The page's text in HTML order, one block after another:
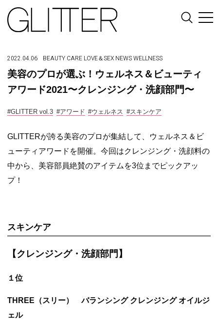
2022.04.06 BEAUTY CARE LOVE＆SEX NEWSWELLNESS
美容のプロが選ぶ！ウェルネス＆ビューティ
アワード2021〜クレンジング・洗顔部門〜
#GLITTER vol.3 #アワード #ウェルネス #スキンケア
GLITTERが誇る美容のプロが集結して、ウェルネス＆ビ
ューティアワードを開催。今回はクレンジング・洗顔料の
中から、美容部員絶賛のアイテムを3位までピックアッ
プ！
スキンケア
【クレンジング・洗顔部門】
１位
THREE（スリー） バランシング クレンジング オイルジ
ェル